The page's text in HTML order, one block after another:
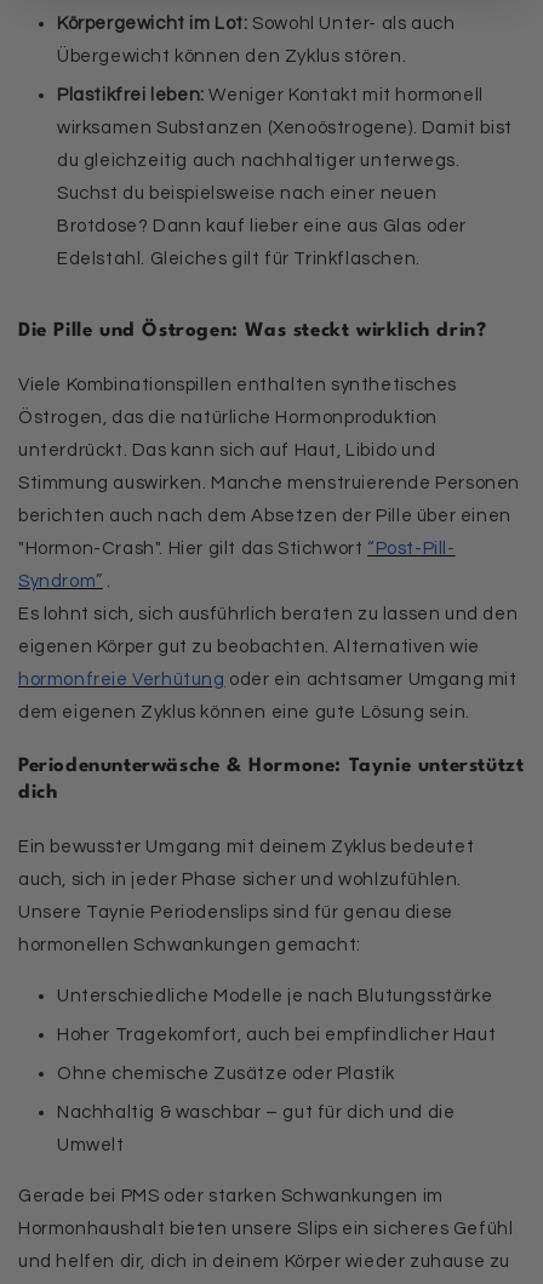
Körpergewicht im Lot: Sowohl Unter- als auch
Übergewicht können den Zyklus stören.
Plastikfrei leben: Weniger Kontakt mit hormonell
wirksamen Substanzen (Xenoöstrogene). Damit bist
du gleichzeitig auch nachhaltiger unterwegs.
Suchst du beispielsweise nach einer neuen
Brotdose? Dann kauf lieber eine aus Glas oder
Edelstahl. Gleiches gilt für Trinkflaschen.
Die Pille und Östrogen: Was steckt wirklich drin?
Viele Kombinationspillen enthalten synthetisches
Östrogen, das die natürliche Hormonproduktion
unterdrückt. Das kann sich auf Haut, Libido und
Stimmung auswirken. Manche menstruierende Personen
berichten auch nach dem Absetzen der Pille über einen
"Hormon-Crash". Hier gilt das Stichwort “Post-Pill-
Syndrom” .
Es lohnt sich, sich ausführlich beraten zu lassen und den
eigenen Körper gut zu beobachten. Alternativen wie
hormonfreie Verhütung oder ein achtsamer Umgang mit
dem eigenen Zyklus können eine gute Lösung sein.
Periodenunterwäsche & Hormone: Taynie unterstützt
dich
Ein bewusster Umgang mit deinem Zyklus bedeutet
auch, sich in jeder Phase sicher und wohlzufühlen.
Unsere Taynie Periodenslips sind für genau diese
hormonellen Schwankungen gemacht:
Unterschiedliche Modelle je nach Blutungsstärke
Hoher Tragekomfort, auch bei empfindlicher Haut
Ohne chemische Zusätze oder Plastik
Nachhaltig & waschbar – gut für dich und die
Umwelt
Gerade bei PMS oder starken Schwankungen im
Hormonhaushalt bieten unsere Slips ein sicheres Gefühl
und helfen dir, dich in deinem Körper wieder zuhause zu